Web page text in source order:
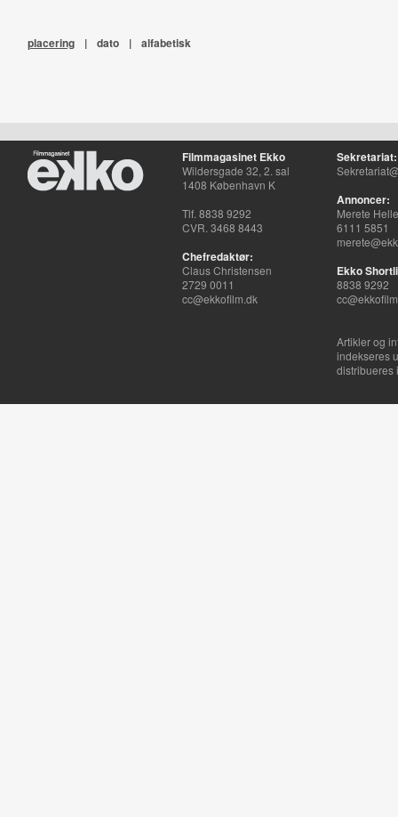
placering | dato | alfabetisk
Filmmagasinet Ekko
Wildersgade 32, 2. sal
1408 København K
Tlf. 8838 9292
CVR. 3468 8443
Chefredaktør:
Claus Christensen
2729 0011
cc@ekkofilm.dk
Sekretariat:
Annoncer:
Merete
6111 5851
Ekko
8838 9292
Artikler og
indekseres
distribueres